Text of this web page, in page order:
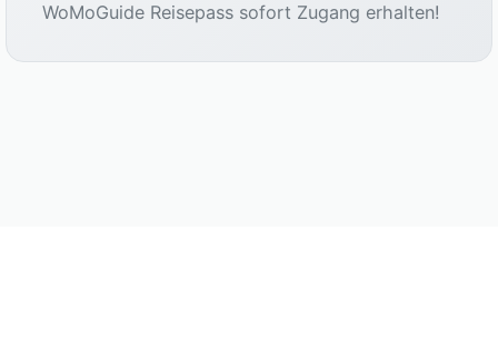
WoMoGuide Reisepass sofort Zugang erhalten!